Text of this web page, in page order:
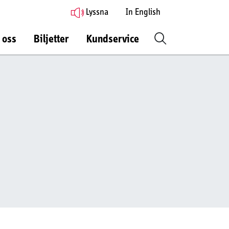
Lyssna In English
Biljetter Kundservice